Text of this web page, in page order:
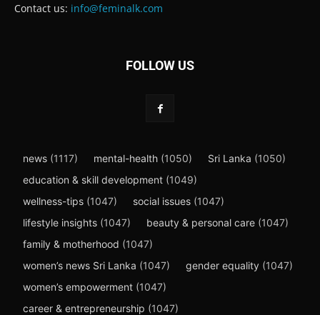
Contact us: info@feminalk.com
FOLLOW US
news (1117) mental-health (1050) Sri Lanka (1050)
education & skill development (1049)
wellness-tips (1047) social issues (1047)
lifestyle insights (1047) beauty & personal care (1047)
family & motherhood (1047)
women’s news Sri Lanka (1047) gender equality (1047)
women’s empowerment (1047)
career & entrepreneurship (1047)